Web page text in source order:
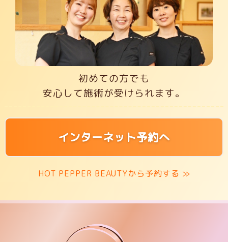
初めての方でも
安心して施術が受けられます。
インターネット予約へ
HOT PEPPER BEAUTYから予約する ≫